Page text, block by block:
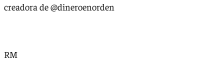
creadora de @dineroenorden
RM